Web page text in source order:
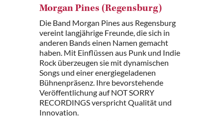
Morgan Pines (Regensburg)
Die Band Morgan Pines aus Regensburg
vereint langjährige Freunde, die sich in
anderen Bands einen Namen gemacht
haben. Mit Einflüssen aus Punk und Indie
Rock überzeugen sie mit dynamischen
Songs und einer energiegeladenen
Bühnenpräsenz. Ihre bevorstehende
Veröffentlichung auf NOT SORRY
RECORDINGS verspricht Qualität und
Innovation.